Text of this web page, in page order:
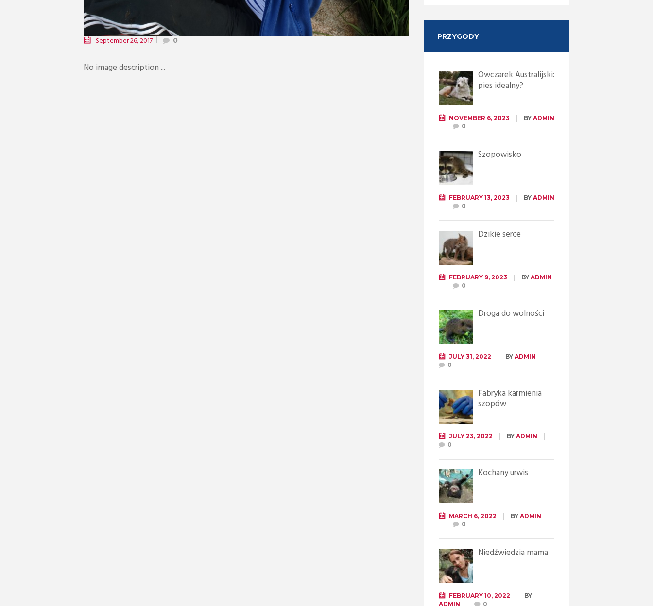
September 26, 2017 0
No image description ...
PRZYGODY
Owczarek Australijski:
pies idealny?
NOVEMBER 6, 2023 BY ADMIN
0
Szopowisko
FEBRUARY 13, 2023 BY ADMIN
0
Dzikie serce
FEBRUARY 9, 2023 BY ADMIN
0
Droga do wolności
JULY 31, 2022 BY ADMIN
0
Fabryka karmienia
szopów
JULY 23, 2022 BY ADMIN
0
Kochany urwis
MARCH 6, 2022 BY ADMIN
0
Niedźwiedzia mama
FEBRUARY 10, 2022
BY
ADMIN
0